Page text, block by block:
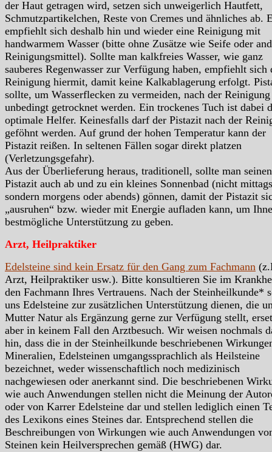
der Haut getragen wird, setzen sich unweigerlich Hautfett,
Schmutzpartikelchen, Reste von Cremes und ähnliches ab.
empfiehlt sich deshalb hin und wieder eine Reinigung mit
handwarmem Wasser (bitte ohne Zusätze wie Seife oder
Reinigungsmittel). Sollte man kalkfreies Wasser, wie ganz
sauberes Regenwasser zur Verfügung haben, empfiehlt sich
Reinigung hiermit, damit keine Kalkablagerung erfolgt.
sollte, um Wasserflecken zu vermeiden, nach der Reinigung
unbedingt getrocknet werden. Ein trockenes Tuch ist dabei
optimale Helfer. Keinesfalls darf der Pistazit nach der
geföhnt werden. Auf grund der hohen Temperatur kann der
Pistazit reißen. In seltenen Fällen sogar direkt platzen
(Verletzungsgefahr).
Aus der Überlieferung heraus, traditionell, sollte man seinen
Pistazit auch ab und zu ein kleines Sonnenbad (nicht
sondern morgens oder abends) gönnen, damit der Pistazit
„ausruhen“ bzw. wieder mit Energie aufladen kann, um
bestmögliche Unterstützung zu geben.
Arzt, Heilpraktiker
Edelsteine sind kein Ersatz für den Gang zum Fachmann
Arzt, Heilpraktiker usw.). Bitte konsultieren Sie im
den Fachmann Ihres Vertrauens. Nach der Steinheilkunde*
uns Edelsteine zur zusätzlichen Unterstützung dienen, die
Mutter Natur als Ergänzung gerne zur Verfügung stellt,
aber in keinem Fall den Arztbesuch. Wir weisen nochmals
hin, dass die in der Steinheilkunde beschriebenen
Mineralien, Edelsteinen umgangssprachlich als Heilsteine
bezeichnet, weder wissenschaftlich noch medizinisch
nachgewiesen oder anerkannt sind. Die beschriebenen
wie auch Anwendungen stellen nicht die Meinung der
oder von Karrer Edelsteine dar und stellen lediglich einen
des Lexikons eines Steines dar. Entsprechend stellen die
Beschreibungen von Wirkungen wie auch Anwendungen
Steinen kein Heilversprechen gemäß (HWG) dar.